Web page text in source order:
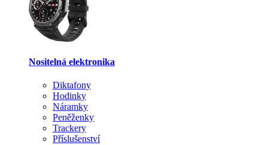
Nositelná elektronika
Diktafony
Hodinky
Náramky
Peněženky
Trackery
Příslušenství